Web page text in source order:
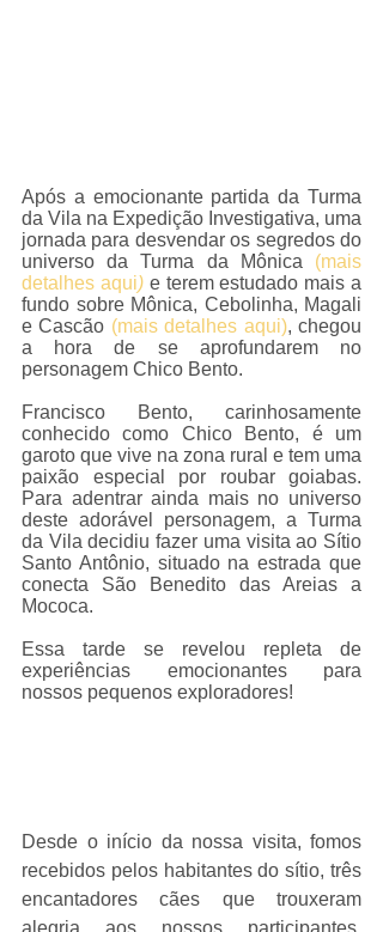
Após a emocionante partida da Turma
da Vila na Expedição Investigativa, uma
jornada para desvendar os segredos do
universo da Turma da Mônica (mais
detalhes aqui) e terem estudado mais a
fundo sobre Mônica, Cebolinha, Magali
e Cascão (mais detalhes aqui), chegou
a hora de se aprofundarem no
personagem Chico Bento.
Francisco Bento, carinhosamente
conhecido como Chico Bento, é um
garoto que vive na zona rural e tem uma
paixão especial por roubar goiabas.
Para adentrar ainda mais no universo
deste adorável personagem, a Turma
da Vila decidiu fazer uma visita ao Sítio
Santo Antônio, situado na estrada que
conecta São Benedito das Areias a
Mococa.
Essa tarde se revelou repleta de
experiências emocionantes para
nossos pequenos exploradores!
Desde o início da nossa visita, fomos
recebidos pelos habitantes do sítio, três
encantadores cães que trouxeram